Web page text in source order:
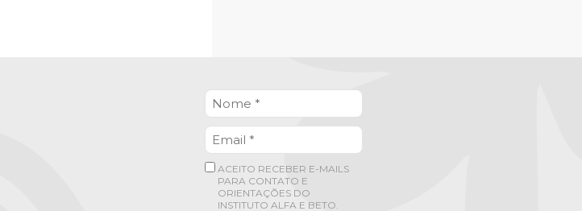
ACEITO RECEBER E-MAILS
PARA CONTATO E
ORIENTAÇÕES DO
INSTITUTO ALFA E BETO.